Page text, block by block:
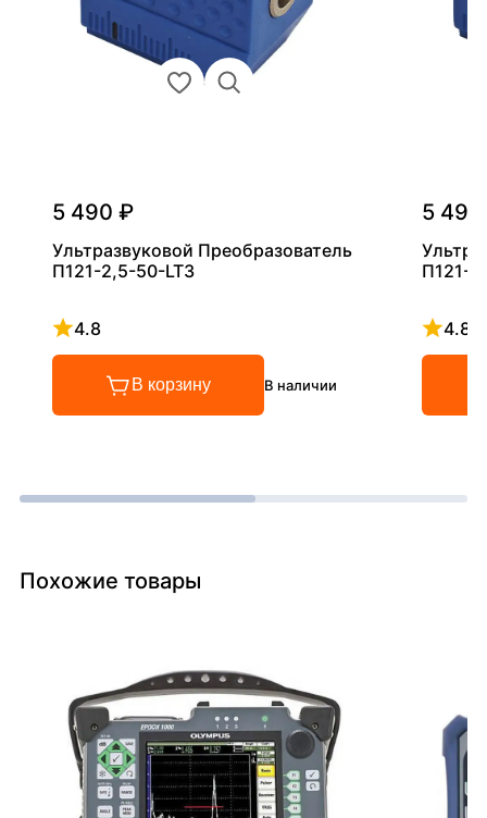
5 490 ₽
Ультразвуковой Преобразователь
П121-2,5-50-LT3
4.8
Рейтинг 4.8 из 5
В корзину В наличии
5
П121-
4.8
Похожие товары